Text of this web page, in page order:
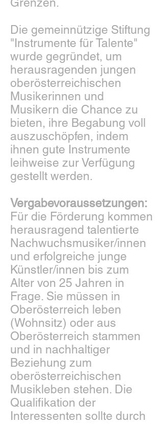
Die gemeinnützige Stiftung
"Instrumente für Talente"
wurde gegründet, um
herausragenden jungen
oberösterreichischen
Musikerinnen und
Musikern die Chance zu
bieten, ihre Begabung voll
auszuschöpfen, indem
ihnen gute Instrumente
leihweise zur Verfügung
gestellt werden.
Vergabevoraussetzungen:
Für die Förderung kommen
herausragend talentierte
Nachwuchsmusiker/innen
und erfolgreiche junge
Künstler/innen bis zum
Alter von 25 Jahren in
Frage. Sie müssen in
Oberösterreich leben
(Wohnsitz) oder aus
Oberösterreich stammen
und in nachhaltiger
Beziehung zum
oberösterreichischen
Musikleben stehen. Die
Qualifikation der
Interessenten sollte durch